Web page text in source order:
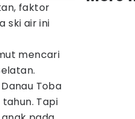
faktor
ski air ini
mencari
Toba
tahun. Tapi